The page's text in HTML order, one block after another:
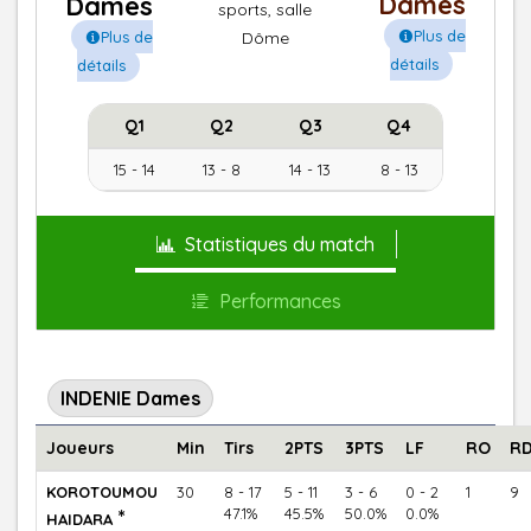
Plus de
détails
sports, salle
Dôme
Plus de
détails
Q1 Q2 Q3 Q4
15 - 14 13 - 8 14 - 13 8 - 13
Statistiques du match
Performances
INDENIE Dames
Joueurs Min Tirs 2PTS 3PTS LF RO
KOROTOUMOU
HAIDARA *
30
8 - 17
47.1%
5 - 11
45.5%
3 - 6
50.0%
0 - 2
0.0%
1 9